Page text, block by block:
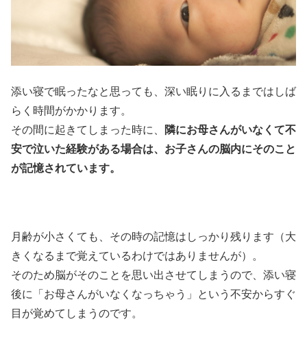
添い寝で眠ったなと思っても、深い眠りに入るまではしば
らく時間がかかります。
その間に起きてしまった時に、 隣にお母さんがいなくて不
安で泣いた経験がある場合は、お子さんの脳内にそのこと
が記憶されています。
月齢が小さくても、その時の記憶はしっかり残ります（大
きくなるまで覚えているわけではありませんが）。
そのため脳がそのことを思い出させてしまうので、添い寝
後に「お母さんがいなくなっちゃう」という不安からすぐ
目が覚めてしまうのです。